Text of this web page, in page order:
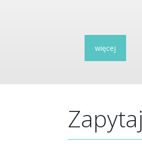
więcej
Zapytaj